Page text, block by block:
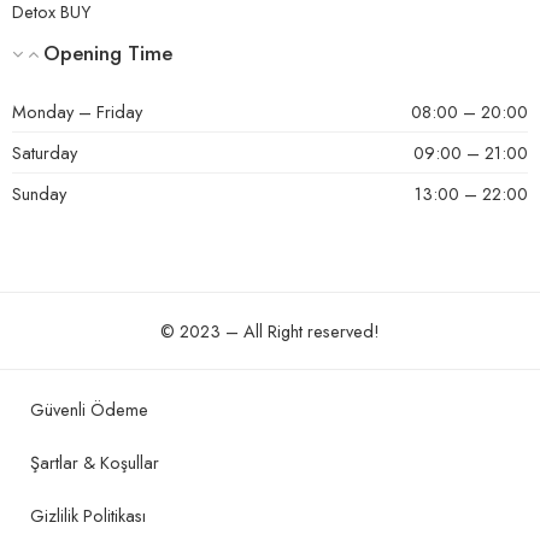
Detox BUY
Opening Time
Monday – Friday
08:00 – 20:00
Saturday
09:00 – 21:00
Sunday
13:00 – 22:00
© 2023 – All Right reserved!
Güvenli Ödeme
Şartlar & Koşullar
Gizlilik Politikası